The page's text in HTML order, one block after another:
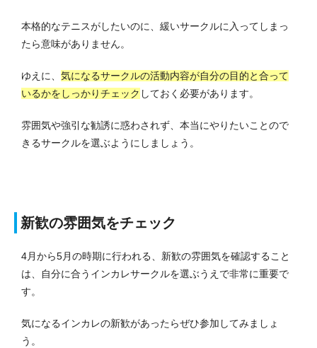
本格的なテニスがしたいのに、緩いサークルに入ってしまっ
たら意味がありません。
ゆえに、 気になるサークルの活動内容が自分の目的と合って
いるかをしっかりチェック しておく必要があります。
雰囲気や強引な勧誘に惑わされず、本当にやりたいことので
きるサークルを選ぶようにしましょう。
新歓の雰囲気をチェック
4月から5月の時期に行われる、新歓の雰囲気を確認すること
は、自分に合うインカレサークルを選ぶうえで非常に重要で
す。
気になるインカレの新歓があったらぜひ参加してみましょ
う。